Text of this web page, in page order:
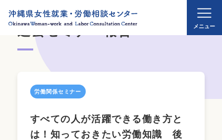
過去セミナー報告
労働関係セミナー
すべての人が活躍できる働き方と
は！知っておきたい労働知識 後